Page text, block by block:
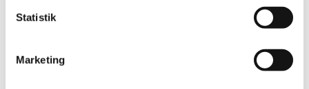
Statistik
Marketing